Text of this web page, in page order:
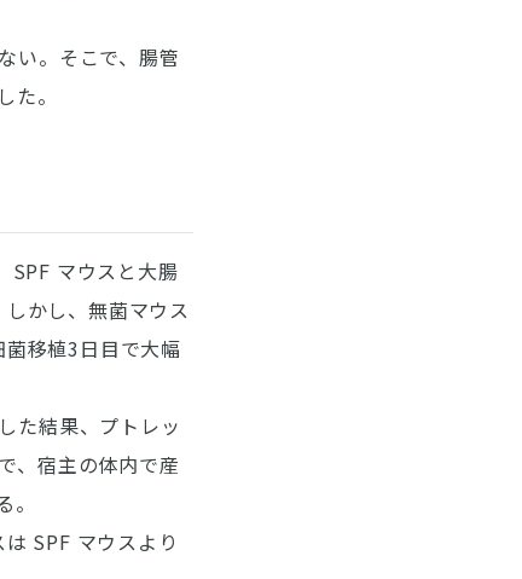
い。そこで、腸管
。
SPF マウスと大腸
かし、無菌マウス
移植3日目で大幅
た結果、プトレッ
、宿主の体内で産
SPF マウスより